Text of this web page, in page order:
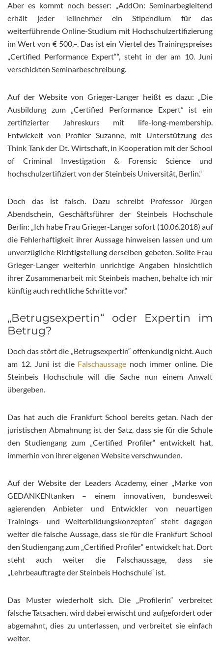
Aber es kommt noch besser: „AddOn: Seminarbegleitend
erhält jeder Teilnehmer ein Stipendium für das
weiterführende Online-Studium mit Hochschulzertifizierung
im Wert von € 500,–. Das ist ein Viertel des Trainingspreises
„Certified Performance Expert““, steht in der am 10. Juni
verschickten Seminarbeschreibung.
Auf der Website von Grieger-Langer heißt es dazu: „Die
Ausbildung zum „Certified Performance Expert” ist ein
zertifizierter Jahreskurs mit life-long-membership.
Entwickelt von Profiler Suzanne, mit Unterstützung des
Think Tank der Dt. Wirtschaft, in Kooperation mit der School
of Criminal Investigation & Forensic Science und
hochschulzertifiziert von der Steinbeis Universität, Berlin.“
Doch das ist falsch. Dazu schreibt Professor Jürgen
Abendschein, Geschäftsführer der Steinbeis Hochschule
Berlin: „Ich habe Frau Grieger-Langer sofort (10.06.2018) auf
die Fehlerhaftigkeit ihrer Aussage hinweisen lassen und um
unverzügliche Richtigstellung derselben gebeten. Sollte Frau
Grieger-Langer weiterhin unrichtige Angaben hinsichtlich
ihrer Zusammenarbeit mit Steinbeis machen, behalte ich mir
künftig auch rechtliche Schritte vor.“
„Betrugsexpertin“ oder Expertin im
Betrug?
Doch das stört die „Betrugsexpertin“ offenkundig nicht. Auch
am 12. Juni ist die Falschaussage noch immer online. Die
Steinbeis Hochschule will die Sache nun einem Anwalt
übergeben.
Das hat auch die Frankfurt School bereits getan. Nach der
juristischen Abmahnung ist der Satz, dass sie für die Schule
den Studiengang zum „Certified Profiler“ entwickelt hat,
immerhin von ihrer eigenen Website verschwunden.
Auf der Website der Leaders Academy, einer „Marke von
GEDANKENtanken – einem innovativen, bundesweit
agierenden Anbieter und Entwickler von neuartigen
Trainings- und Weiterbildungskonzepten“ steht dagegen
weiter die falsche Aussage, dass sie für die Frankfurt School
den Studiengang zum „Certified Profiler“ entwickelt hat. Dort
steht auch weiter die Falschaussage, dass sie
„Lehrbeauftragte der Steinbeis Hochschule“ ist.
Das Muster wiederholt sich. Die „Profilerin“ verbreitet
falsche Tatsachen, wird dabei erwischt und aufgefordert oder
abgemahnt, dies zu unterlassen, und verbreitet sie einfach
weiter.